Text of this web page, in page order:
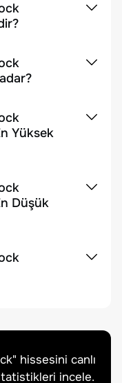
Yüksek
Düşük
" hissesini canlı
incele.